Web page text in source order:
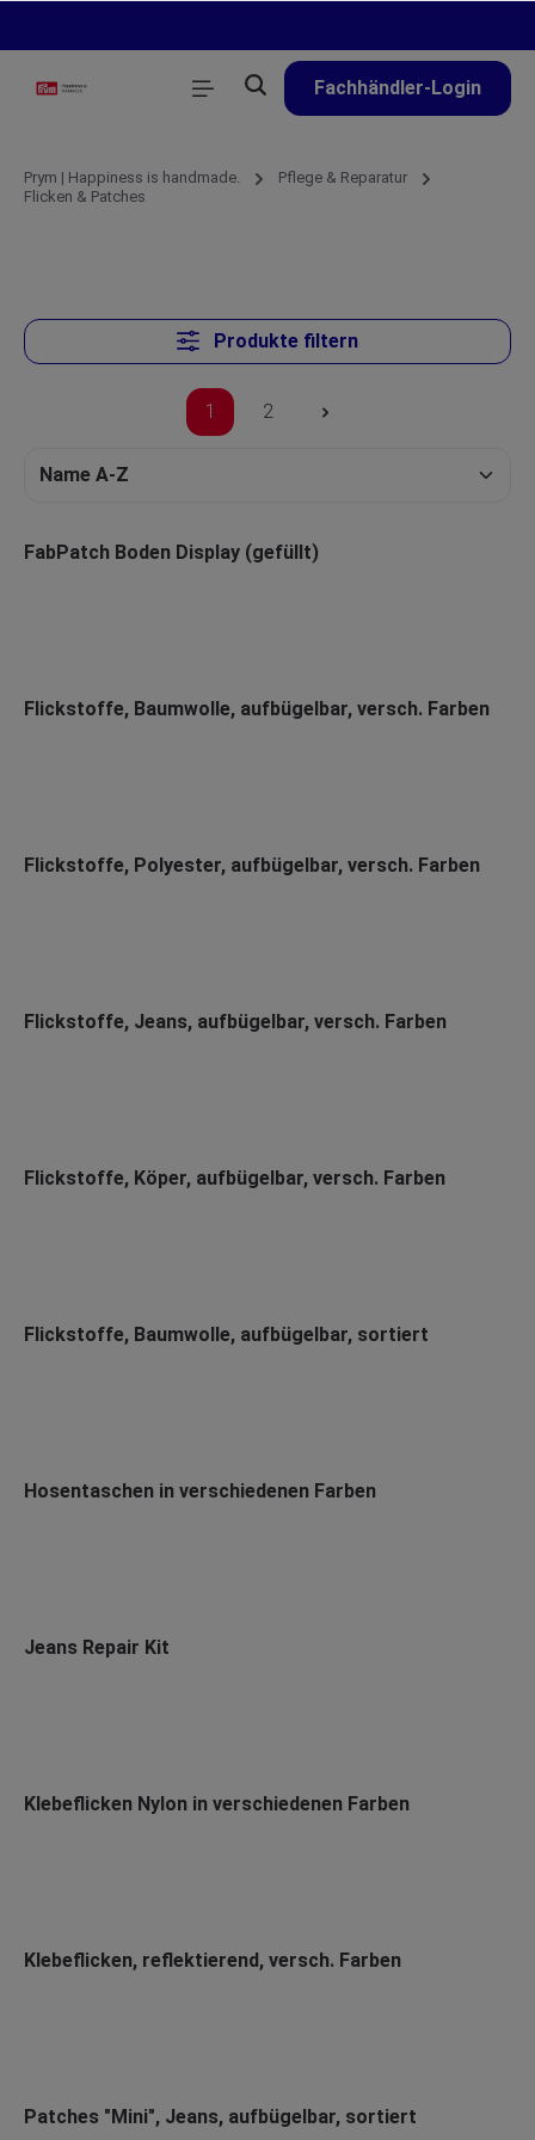
Fachhändler-Login
Prym | Happiness is handmade.
Pflege & Reparatur
Flicken & Patches
Produkte filtern
1 2
FabPatch Boden Display (gefüllt)
Flickstoffe, Baumwolle, aufbügelbar, versch. Farben
Flickstoffe, Polyester, aufbügelbar, versch. Farben
Flickstoffe, Jeans, aufbügelbar, versch. Farben
Flickstoffe, Köper, aufbügelbar, versch. Farben
Flickstoffe, Baumwolle, aufbügelbar, sortiert
Hosentaschen in verschiedenen Farben
Jeans Repair Kit
Klebeflicken Nylon in verschiedenen Farben
Klebeflicken, reflektierend, versch. Farben
Patches "Mini", Jeans, aufbügelbar, sortiert